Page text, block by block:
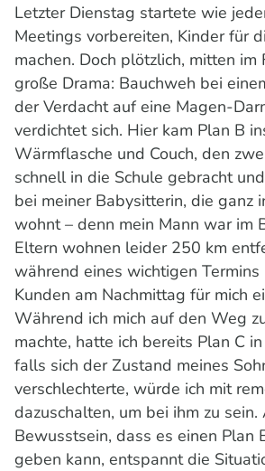
Letzter Dienstag startete wie
Meetings vorbereiten, Kinder für
machen. Doch plötzlich, mitten im
große Drama: Bauchweh bei
der Verdacht auf eine Magen-
verdichtet sich. Hier kam Plan B
Wärmflasche und Couch, den
schnell in die Schule gebracht
bei meiner Babysitterin, die ganz
wohnt – denn mein Mann war im
Eltern wohnen leider 250 km
während eines wichtigen Termins
Kunden am Nachmittag für mich
Während ich mich auf den Weg
machte, hatte ich bereits Plan C
falls sich der Zustand meines
verschlechterte, würde ich mit
dazuschalten, um bei ihm zu
Bewusstsein, dass es einen Plan
geben kann, entspannt die